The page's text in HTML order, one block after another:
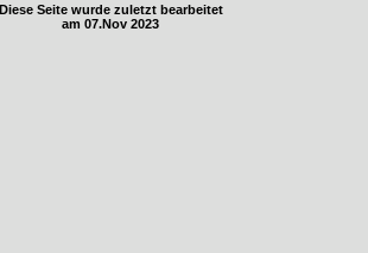
Diese Seite wurde zuletzt bearbeitet
am 07.Nov 2023